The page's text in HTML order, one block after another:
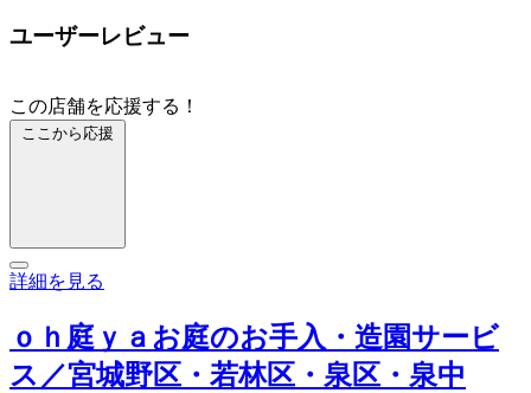
ユーザーレビュー
この店舗を応援する！
ここから応援
詳細を見る
ｏｈ庭ｙａお庭のお手入・造園サービ
ス／宮城野区・若林区・泉区・泉中